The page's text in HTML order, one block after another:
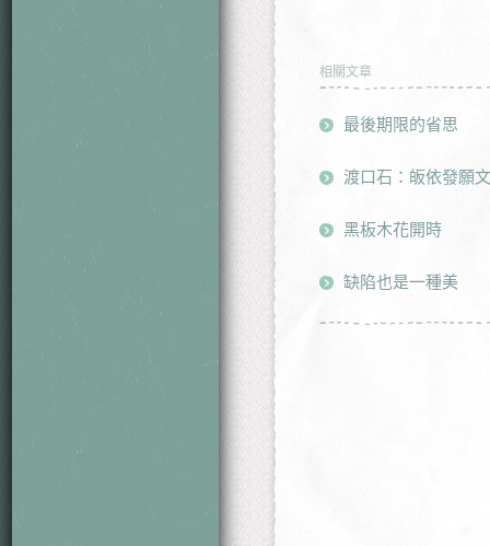
相關文章
最後期限的省思
渡口石：皈依發願文
黑板木花開時
缺陷也是一種美